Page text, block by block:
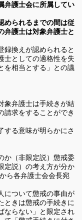
弁護士会に所属してい
められるまでの間は従
弁護士は対象弁護士と
録換えが認められると
士としての適格性を失
を相当とする」との議
象弁護士は手続きが結
請求をすることができ
する意味が明らかにさ
か（非限定説）懲戒委
定説）の考え方が分か
ら各弁護士会会長宛
について懲戒の事由が
ときは懲戒の手続きに
ならない」と限定され